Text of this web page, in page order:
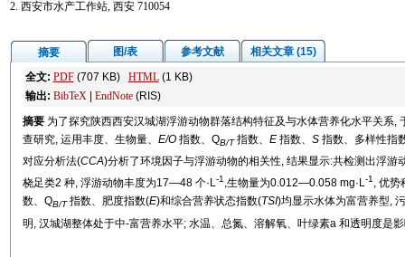
2. 西安市水产工作站, 西安 710054
摘要 图/表 参考文献
相关文章 (15)
全文: PDF(707 KB) HTML(1 KB)
输出: BibTeX| EndNote(RIS)
摘要 为了探究陕西西安汉城湖浮游动物群落结构特征及与水体营养化水平关系
查研究, 运用丰度、生物量、 E/O指数、QB/T指数、 E 指数、 S指数、多样性指
对应分析法(CCA)分析了环境因子与浮游动物的相关性, 结果显示:共检测出浮
桡足类2 种, 浮游动物丰度为17—48 个·L-1,生物量为0.012—0.058 mg·L-1, 优势
数、QB/T指数、肥度指数(E)和综合营养状态指数(TSI)均显示水体为富营养型,
明, 汉城湖整体处于中-富营养水平; 水温、总氮、溶解氧、叶绿素a 和透明度是